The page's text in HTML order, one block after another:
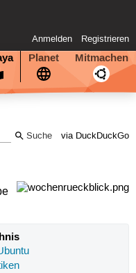
Anmelden Registrieren
Planet Mitmachen
via DuckDuckGo